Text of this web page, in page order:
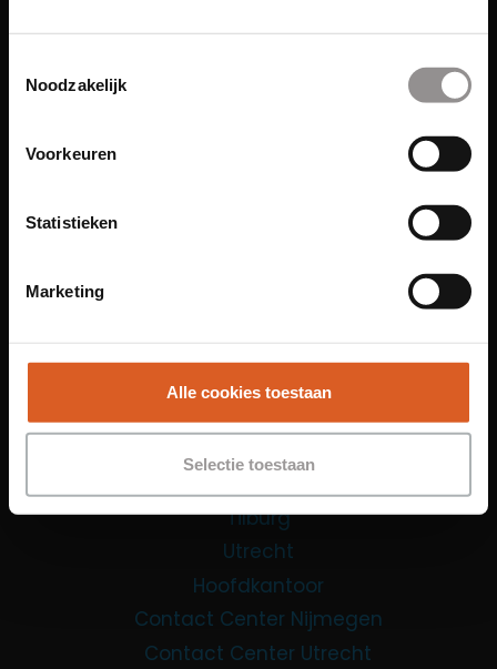
Noodzakelijk
Voorkeuren
Statistieken
Marketing
Alle cookies toestaan
Selectie toestaan
Leiden
Maastricht
Tilburg
Utrecht
Hoofdkantoor
Contact Center Nijmegen
Contact Center Utrecht